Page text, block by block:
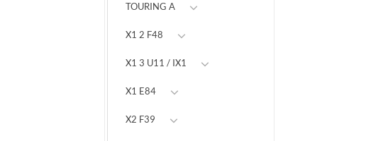
TOURING A
X1 2 F48
X1 3 U11 / IX1
X1 E84
X2 F39